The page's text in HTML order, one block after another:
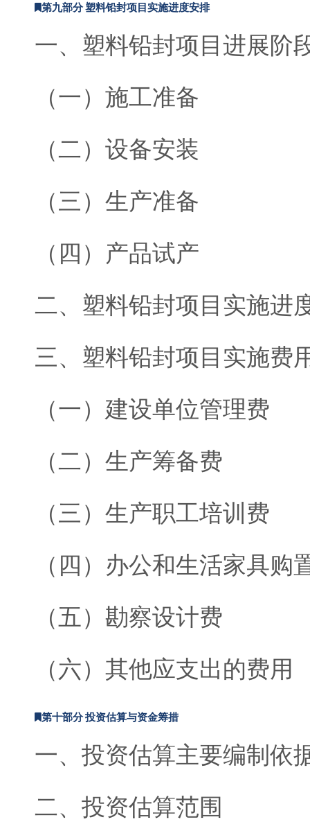
第九部分 塑料铅封项目实施进度安排
一、塑料铅封项目进展阶
（一）施工准备
（二）设备安装
（三）生产准备
（四）产品试产
二、塑料铅封项目实施进
三、塑料铅封项目实施费
（一）建设单位管理费
（二）生产筹备费
（三）生产职工培训费
（四）办公和生活家具购
（五）勘察设计费
（六）其他应支出的费用
第十部分 投资估算与资金筹措
一、投资估算主要编制依
二、投资估算范围